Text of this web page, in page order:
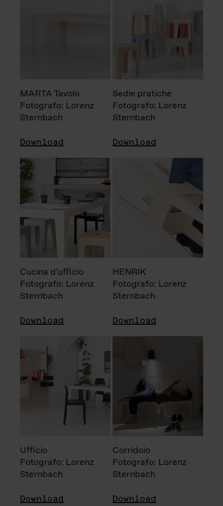
MARTA Tavolo
Fotografo: Lorenz
Sternbach
Download
Sedie pratiche
Fotografo: Lorenz
Sternbach
Download
Cucina d'ufficio
Fotografo: Lorenz
Sternbach
Download
HENRIK
Fotografo: Lorenz
Sternbach
Download
Ufficio
Fotografo: Lorenz
Sternbach
Download
Corridoio
Fotografo: Lorenz
Sternbach
Download